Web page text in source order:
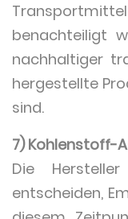
benachteiligt
nachhaltiger
hergestellte
sind.
7) Kohlenstoff-
Die
entscheiden,